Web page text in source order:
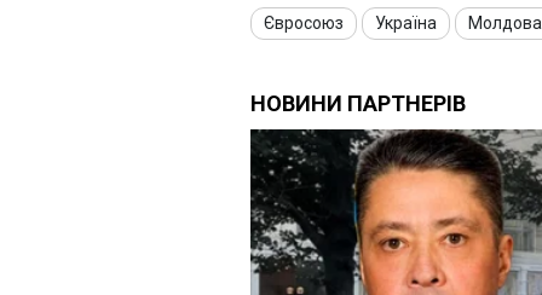
Євросоюз Україна Молдова